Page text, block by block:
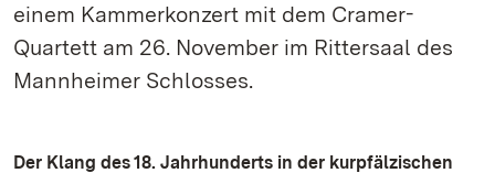
einem Kammerkonzert mit dem Cramer-
Quartett am 26. November im Rittersaal des
Mannheimer Schlosses.
Der Klang des 18. Jahrhunderts in der kurpfälzischen